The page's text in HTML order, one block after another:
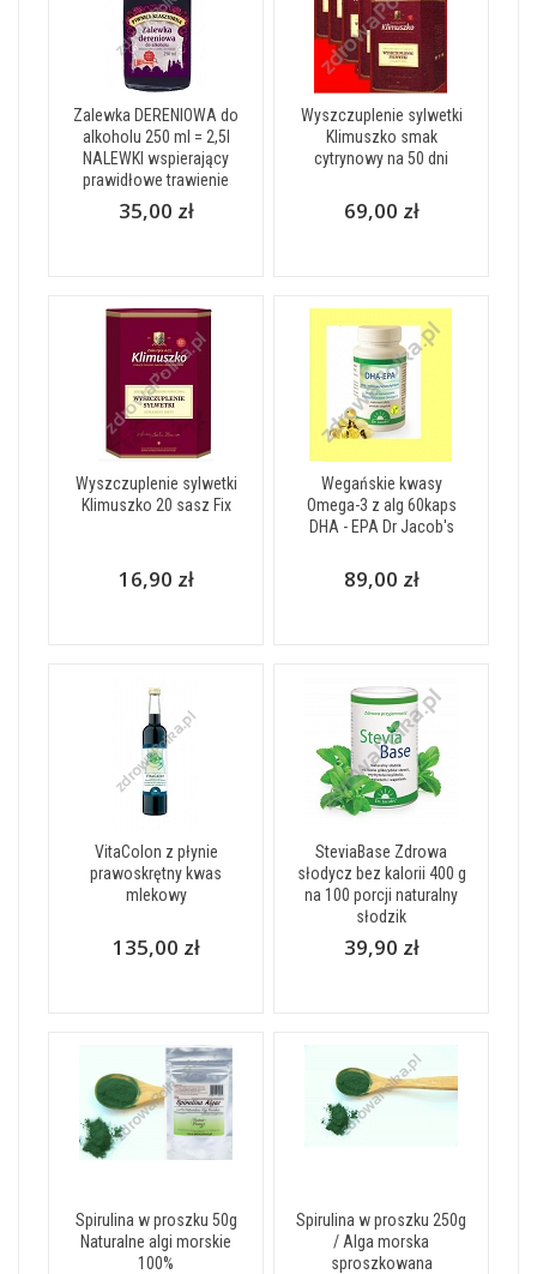
Zalewka DERENIOWA do
alkoholu 250 ml = 2,5l
NALEWKI wspierający
prawidłowe trawienie
35,00 zł
Wyszczuplenie sylwetki
Klimuszko smak
cytrynowy na 50 dni
69,00 zł
Wyszczuplenie sylwetki
Klimuszko 20 sasz Fix
16,90 zł
Wegańskie kwasy
Omega-3 z alg 60kaps
DHA - EPA Dr Jacob's
89,00 zł
VitaColon z płynie
prawoskrętny kwas
mlekowy
135,00 zł
SteviaBase Zdrowa
słodycz bez kalorii 400 g
na 100 porcji naturalny
słodzik
39,90 zł
Spirulina w proszku 50g
Naturalne algi morskie
100%
Spirulina w proszku 250g
/ Alga morska
sproszkowana